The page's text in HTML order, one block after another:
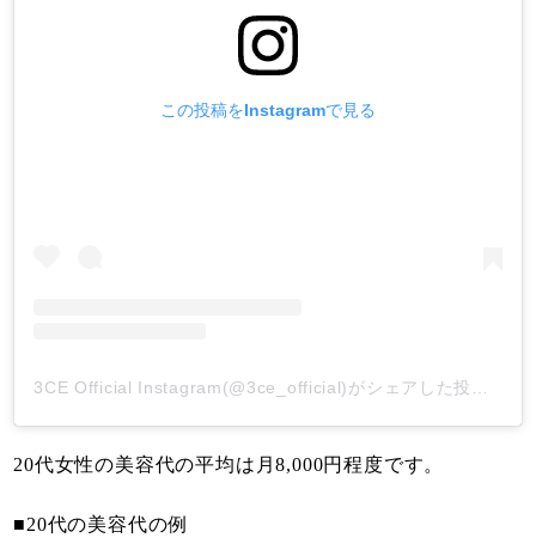
この投稿をInstagramで見る
20代女性の美容代の平均は月8,000円程度です。
■20代の美容代の例